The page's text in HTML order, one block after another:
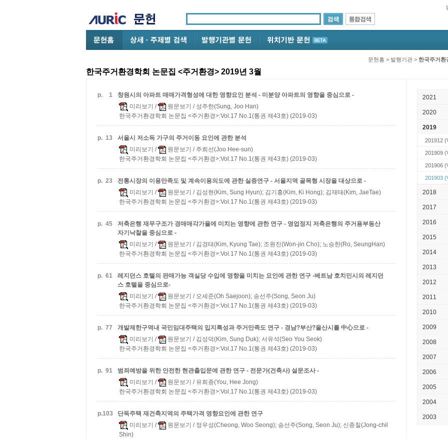
문헌홈 > 발행기관 > 한국주거환
한국주거환경학회 논문집 <주거환경> 2019년 3월
p. 1
창원시의 아파트 매매가격형성에 대한 영향요인 분석 - 미분양 아파트의 영향을 중심으로 -
미리보기 / 원문보기 / 성주한(Sung, Joo Han)
한국주거환경학회 논문집 <주거환경>:Vol.17 No.1(통권 제43호) (2019-03)
p. 13
서울시 저소득 가구의 주거이동 요인에 관한 분석
미리보기 / 원문보기 / 주희선(Joo Hee-sun)
한국주거환경학회 논문집 <주거환경>:Vol.17 No.1(통권 제43호) (2019-03)
p. 23
전통시장의 이용만족도 및 계속이용의도에 관한 실증연구 - 서울지역 골목형 시장을 대상으로 -
미리보기 / 원문보기 / 김성현(Kim, Sung Hyun); 김기홍(Kim, Ki Hong); 김재태(Kim, JaeTae)
한국주거환경학회 논문집 <주거환경>:Vol.17 No.1(통권 제43호) (2019-03)
p. 45
저축은행 재무구조가 경매매각가율에 미치는 영향에 관한 연구 - 영업정지 저축은행의 주거용부동산
자기낙찰을 중심으로 -
미리보기 / 원문보기 / 김경태(Kim, Kyung Tae); 조원진(Won-jin Cho); 노승한(Ro, SeungHan)
한국주거환경학회 논문집 <주거환경>:Vol.17 No.1(통권 제43호) (2019-03)
p. 61
레지던스 호텔의 판매가능 객실당 수입에 영향을 미치는 요인에 관한 연구 -베트남 호치민시의 레지던
스 호텔을 중심으로-
미리보기 / 원문보기 / 오세준(Oh Saejoon); 송선주(Song, Seon Ju)
한국주거환경학회 논문집 <주거환경>:Vol.17 No.1(통권 제43호) (2019-03)
p. 77
개발제한구역내 국민임대주택의 입지특성과 주거만족도 연구 - 경남?부산?울산시를 中心으로 -
미리보기 / 원문보기 / 김성덕(Kim, Sung Duk); 서유석(Seo You Seok)
한국주거환경학회 논문집 <주거환경>:Vol.17 No.1(통권 제43호) (2019-03)
p. 91
범죄예방을 위한 안전한 현관출입문에 관한 연구 - 전문가(건축사) 설문조사 -
미리보기 / 원문보기 / 유희종(You, Hee Jong)
한국주거환경학회 논문집 <주거환경>:Vol.17 No.1(통권 제43호) (2019-03)
p.103
단독주택 재건축지역의 주택가격 영향요인에 관한 연구
미리보기 / 원문보기 / 정우성(Cheong, Woo Seong); 송선주(Song, Seon Ju); 신종칠(Jong-chil
Shin)
2021
2020
2019
201912
201909
201906
201903
2018
2017
2016
2015
2014
2013
2012
2011
2010
2009
2008
2007
2006
2005
2004
2003